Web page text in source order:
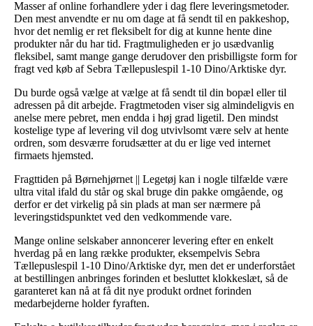
Masser af online forhandlere yder i dag flere leveringsmetoder.
Den mest anvendte er nu om dage at få sendt til en pakkeshop,
hvor det nemlig er ret fleksibelt for dig at kunne hente dine
produkter når du har tid. Fragtmuligheden er jo usædvanlig
fleksibel, samt mange gange derudover den prisbilligste form for
fragt ved køb af Sebra Tællepuslespil 1-10 Dino/Arktiske dyr.
Du burde også vælge at vælge at få sendt til din bopæl eller til
adressen på dit arbejde. Fragtmetoden viser sig almindeligvis en
anelse mere pebret, men endda i høj grad ligetil. Den mindst
kostelige type af levering vil dog utvivlsomt være selv at hente
ordren, som desværre forudsætter at du er lige ved internet
firmaets hjemsted.
Fragttiden på Børnehjørnet || Legetøj kan i nogle tilfælde være
ultra vital ifald du står og skal bruge din pakke omgående, og
derfor er det virkelig på sin plads at man ser nærmere på
leveringstidspunktet ved den vedkommende vare.
Mange online selskaber annoncerer levering efter en enkelt
hverdag på en lang række produkter, eksempelvis Sebra
Tællepuslespil 1-10 Dino/Arktiske dyr, men det er underforstået
at bestillingen anbringes forinden et besluttet klokkeslæt, så de
garanteret kan nå at få dit nye produkt ordnet forinden
medarbejderne holder fyraften.